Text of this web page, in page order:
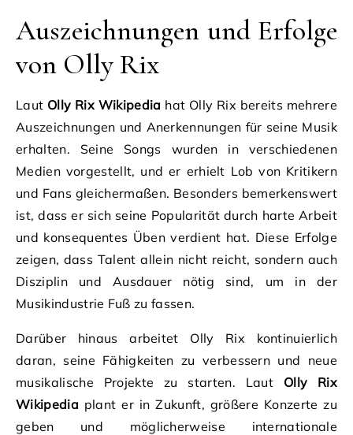
Auszeichnungen und Erfolge
von Olly Rix
Laut Olly Rix Wikipedia hat Olly Rix bereits mehrere
Auszeichnungen und Anerkennungen für seine Musik
erhalten. Seine Songs wurden in verschiedenen
Medien vorgestellt, und er erhielt Lob von Kritikern
und Fans gleichermaßen. Besonders bemerkenswert
ist, dass er sich seine Popularität durch harte Arbeit
und konsequentes Üben verdient hat. Diese Erfolge
zeigen, dass Talent allein nicht reicht, sondern auch
Disziplin und Ausdauer nötig sind, um in der
Musikindustrie Fuß zu fassen.
Darüber hinaus arbeitet Olly Rix kontinuierlich
daran, seine Fähigkeiten zu verbessern und neue
musikalische Projekte zu starten. Laut Olly Rix
Wikipediaplant er in Zukunft, größere Konzerte zu
geben und möglicherweise internationale